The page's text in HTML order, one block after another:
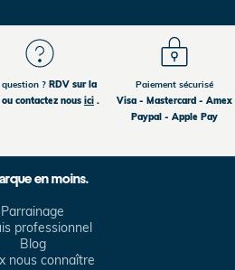
question ?RDV sur la
contactez nous ici.
Paiement sécurisé
Visa - Mastercard - Amex
Paypal - Apple Pay
en moins.
Parrainage
professionnel
Blog
nous connaître